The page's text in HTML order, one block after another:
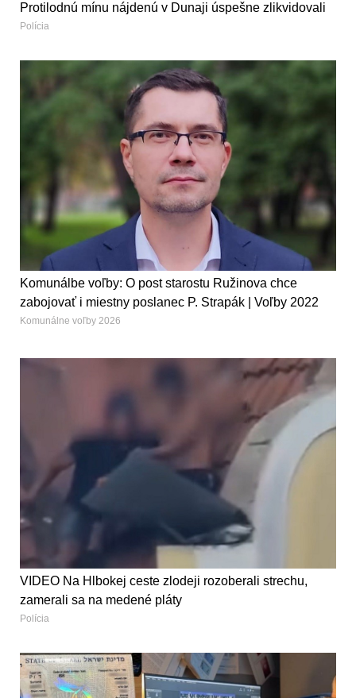
Protilodnú mínu nájdenú v Dunaji úspešne zlikvidovali
Polícia
Komunálbe voľby: O post starostu Ružinova chce
zabojovať i miestny poslanec P. Strapák | Voľby 2022
Komunálne voľby 2026
VIDEO Na Hlbokej ceste zlodeji rozoberali strechu,
zamerali sa na medené pláty
Polícia